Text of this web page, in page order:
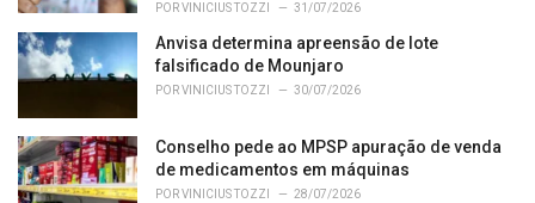
PORVINICIUS TOZZI 31/07/2026
Anvisa determina apreensão de lote
falsificado de Mounjaro
PORVINICIUS TOZZI 30/07/2026
Conselho pede ao MPSP apuração de venda
de medicamentos em máquinas
PORVINICIUS TOZZI 28/07/2026